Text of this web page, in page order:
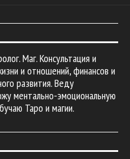
Маг. Консультация и
и отношений, финансов и
развития. Веду
ментально-эмоциональную
Таро и магии.